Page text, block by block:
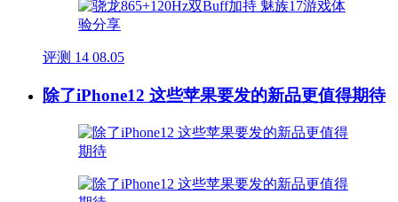
评测 14 08.05
除了iPhone12 这些苹果要发的新品更值得期待